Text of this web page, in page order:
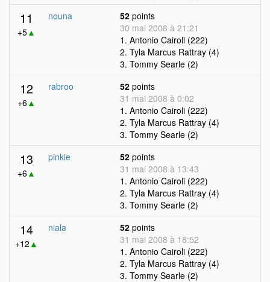
11
+5▲
nouna 52 points
30 mai 2008 à 21:21
1. Antonio Cairoli (222)
2. Tyla Marcus Rattray (4)
3. Tommy Searle (2)
12
+6▲
rabroo 52 points
31 mai 2008 à 0:02
1. Antonio Cairoli (222)
2. Tyla Marcus Rattray (4)
3. Tommy Searle (2)
13
+6▲
pinkie 52 points
31 mai 2008 à 13:43
1. Antonio Cairoli (222)
2. Tyla Marcus Rattray (4)
3. Tommy Searle (2)
14
+12 ▲
niala 52 points
31 mai 2008 à 18:52
1. Antonio Cairoli (222)
2. Tyla Marcus Rattray (4)
3. Tommy Searle (2)